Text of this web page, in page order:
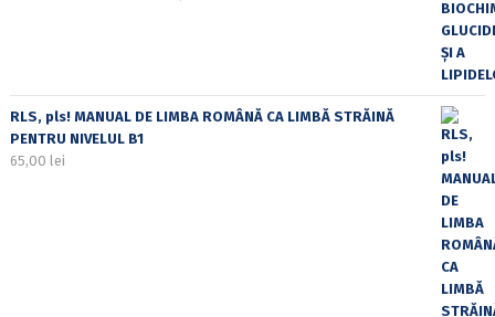
RLS, pls! MANUAL DE LIMBA ROMÂNĂ CA LIMBĂ STRĂINĂ
PENTRU NIVELUL B1
65,00 lei